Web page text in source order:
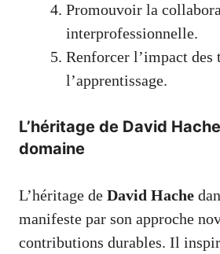
Promouvoir la
interprofessionnelle.
Renforcer l’impact des
l’apprentissage.
L’héritage de David
domaine
L’héritage de David Hache
manifeste par son approche
contributions durables. Il